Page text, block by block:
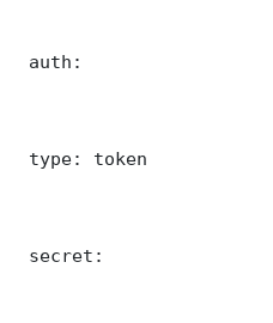
auth:
type: token
secret: